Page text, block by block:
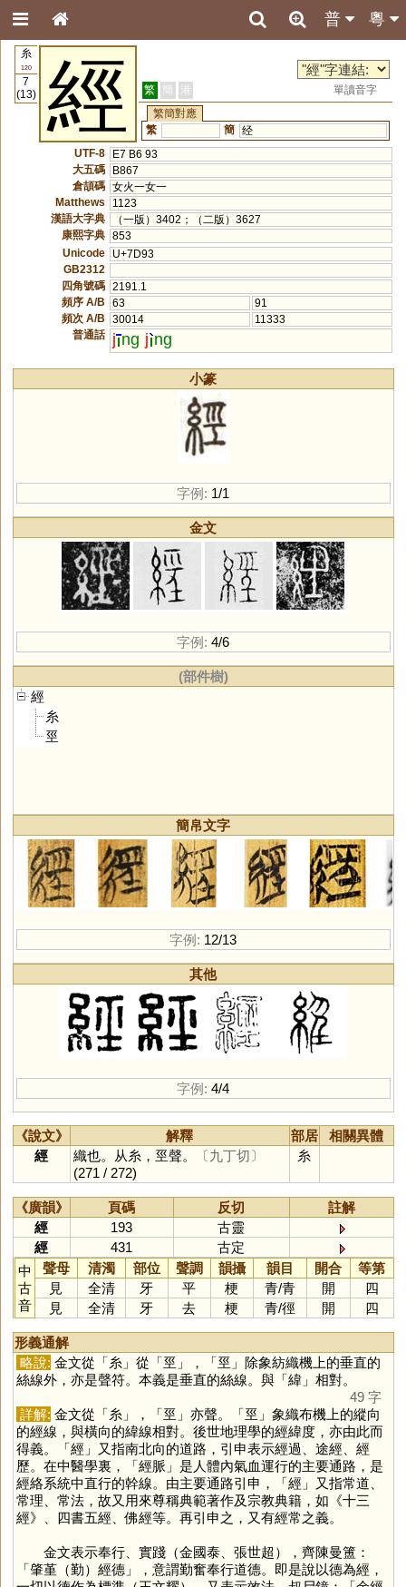
粵
普
糸
120
7
(13)
經 繁 簡 港
單讀音字
繁簡對應
繁
簡 经
UTF-8
E7 B6 93
大五碼
B867
倉頡碼 女火一女一
Matthews
1123
漢語大字典
（一版）3402；（二版）3627
康熙字典 853
Unicode
U+7D93
GB2312
四角號碼 2191.1
頻序 A/B
63
91
頻次 A/B
30014
11333
普通話
j ng j ng
小篆
字例: 1/1
金文
字例: 4/6
(部件樹)
經
糸
巠
簡帛文字
字例: 12/13
其他
字例: 4/4
《說文》 解釋 部居
相關異體
經
織也。从糸，巠聲。
〔九丁切〕
(271 / 272)
糸
《廣韻》 頁碼 反切
註解
經
193
古靈
經
431
古定
中
古
音
聲母 清濁 部位 聲調 韻攝 韻目 開合
等第
見
全清 牙 平 梗 青/青 開
四
見
全清 牙 去 梗 青/徑 開 四
形義通解
略說: 金文從「糸」從「巠 」，「巠 」除象紡織機上的垂直的
絲線外，亦是聲符。本義是垂直的絲線。與「緯」相對。
49 字
詳解: 金文從「糸」，「巠 」亦聲。「巠 」象織布機上的縱向
的經線，與橫向的緯線相對。後世地理學的經緯度，亦由此而
得義。「經 」又指南北向的道路，引申表示經過、途經、經
歷。在中醫學裏，「經脈」是人體內氣血運行的主要通路，是
經絡系統中直行的幹線。由主要通路引申，「經 」又指常道、
常理、常法，故又用來尊稱典範著作及宗教典籍，如《十三
經》、四書五經、佛經等。再引申之，又有經常之義。
金文表示奉行、實踐（金國泰、張世超），齊陳曼簠：
「肇堇（勤）經德」，意謂勤奮奉行道德。即是說以德為經，